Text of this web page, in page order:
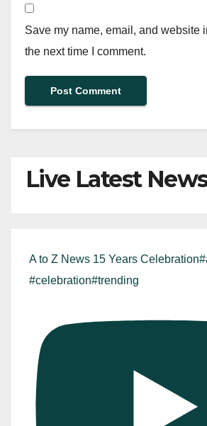
Save my name, email, and website
the next time I comment.
Live Latest
A to Z News 15 Years
#celebration#trending